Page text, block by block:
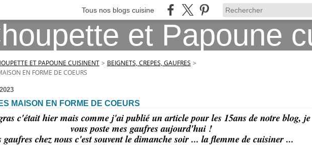
Tous nos blogs cuisine
ET PAPOUNE CUISINENT > BEIGNETS, CREPES, GAUFRES >
EN FORME DE COEURS
MAISON EN FORME DE COEURS
c'était hier mais comme j'ai publié un article pour les 15ans de notre blog, je
vous poste mes gaufres aujourd'hui !
gaufres chez nous c'est souvent le dimanche soir ... la flemme de cuisiner ...